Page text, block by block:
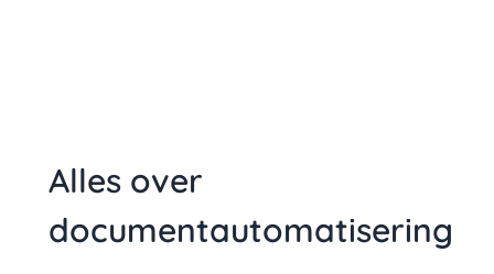
Alles over
documentautomatisering